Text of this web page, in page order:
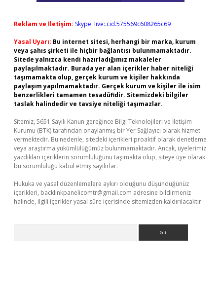
Reklam ve İletişim: Skype: live:.cid.575569c608265c69
Yasal Uyarı: Bu internet sitesi, herhangi bir marka, kurum
veya şahıs şirketi ile hiçbir bağlantısı bulunmamaktadır.
Sitede yalnızca kendi hazırladığımız makaleler
paylaşılmaktadır. Burada yer alan içerikler haber niteliği
taşımamakta olup, gerçek kurum ve kişiler hakkında
paylaşım yapılmamaktadır. Gerçek kurum ve kişiler ile isim
benzerlikleri tamamen tesadüfidir. Sitemizdeki bilgiler
taslak halindedir ve tavsiye niteliği taşımazlar.
Sitemiz, 5651 Sayılı Kanun gereğince Bilgi Teknolojileri ve İletişim
Kurumu (BTK) tarafından onaylanmış bir Yer Sağlayıcı olarak hizmet
vermektedir. Bu nedenle, sitedeki içerikleri proaktif olarak denetleme
veya araştırma yükümlülüğümüz bulunmamaktadır. Ancak, üyelerimiz
yazdıkları içeriklerin sorumluluğunu taşımakta olup, siteye üye olarak
bu sorumluluğu kabul etmiş sayılırlar.
Hukuka ve yasal düzenlemelere aykırı olduğunu düşündüğünüz
içerikleri, backlinkpanelicomtr@gmail.com adresine bildirmeniz
halinde, ilgili içerikler yasal süre içerisinde sitemizden kaldırılacaktır.